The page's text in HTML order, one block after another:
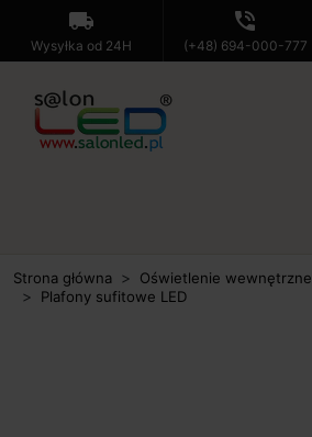
local_shipping
Wysyłka od 24H
phone_in_talk
(+48) 694-000-777
Strona główna
Oświetlenie wewnętrzne
Plafony sufitowe LED